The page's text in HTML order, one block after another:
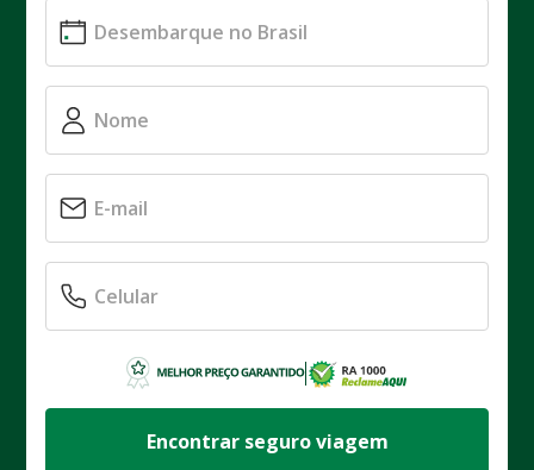
Encontrar seguro viagem